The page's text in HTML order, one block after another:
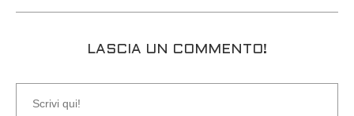
LASCIA UN COMMENTO!